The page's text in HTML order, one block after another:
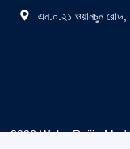
এন.০.২১ ওয়ানচুন
2022 - 2026 Wuhu